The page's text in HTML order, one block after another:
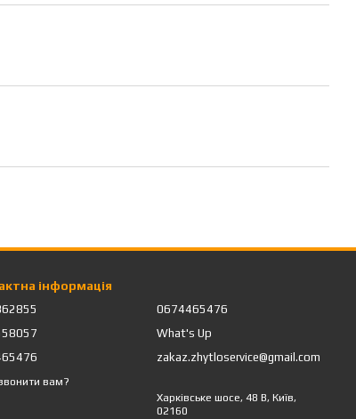
інформація
вам?
0674465476
What's Up
zakaz.zhytloservice@gmail.com
Харківське шосе, 48 В, Київ,
02160